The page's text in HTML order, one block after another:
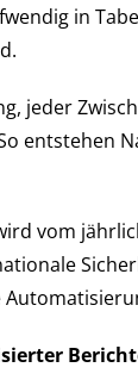
in
jeder
entstehen
vom